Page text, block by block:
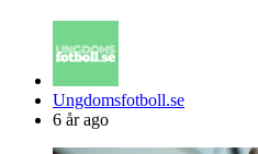
Posted
by
Ungdomsfotboll.se
6 år ago